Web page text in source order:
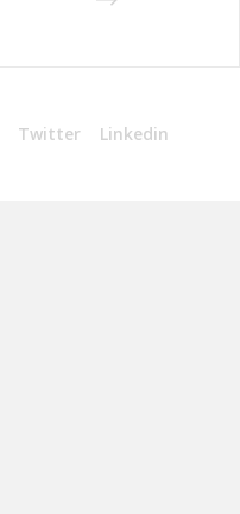
Twitter Linkedin